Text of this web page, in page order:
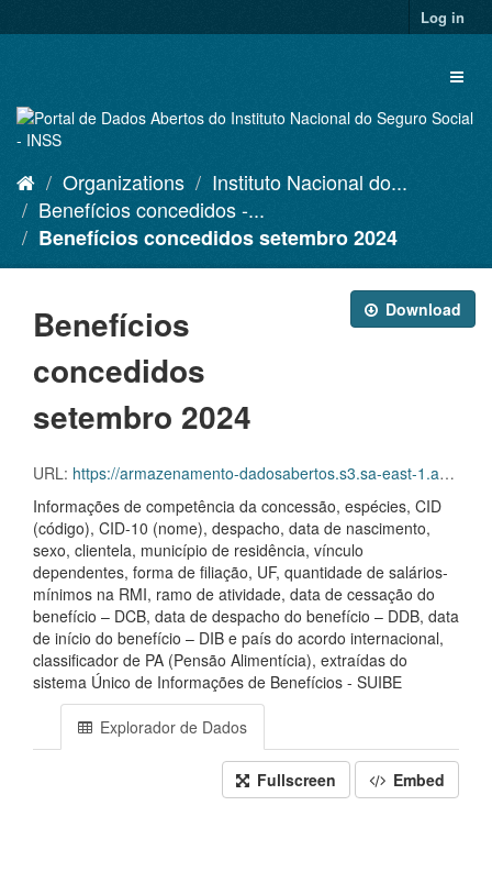
to
Log in
Organizations
Instituto Nacional do...
Benefícios concedidos -...
Benefícios concedidos setembro 2024
Download
Benefícios
concedidos
setembro 2024
URL: https://armazenamento-dadosabertos.s3.sa-east-1.amazonaws.com/PDA_2023_2025/Grupos_de_dados/Benef%C3%ADcios+concedidos/CONCEDIDOS_SETEMBRO+2024_DADOS+ABERTOS_SUIBE.xlsx
Informações de competência da concessão, espécies, CID
(código), CID-10 (nome), despacho, data de nascimento,
sexo, clientela, município de residência, vínculo
dependentes, forma de filiação, UF, quantidade de salários-
mínimos na RMI, ramo de atividade, data de cessação do
benefício – DCB, data de despacho do benefício – DDB, data
de início do benefício – DIB e país do acordo internacional,
classificador de PA (Pensão Alimentícia), extraídas do
sistema Único de Informações de Benefícios - SUIBE
Explorador de Dados
Fullscreen Embed